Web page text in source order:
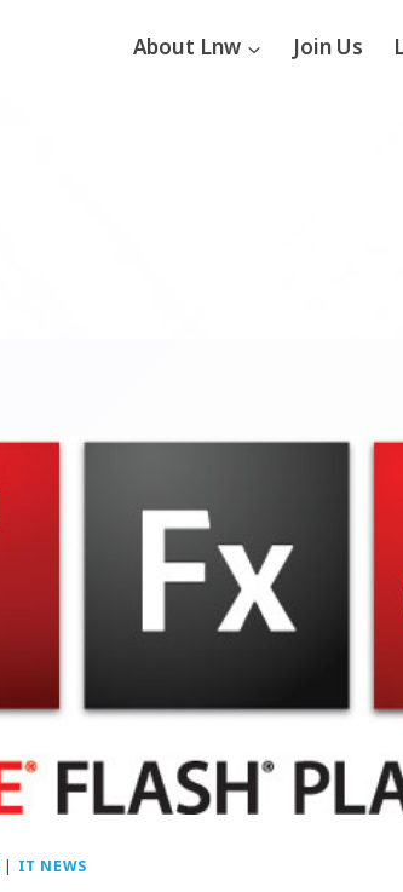
About Lnw Join Us
| IT NEWS